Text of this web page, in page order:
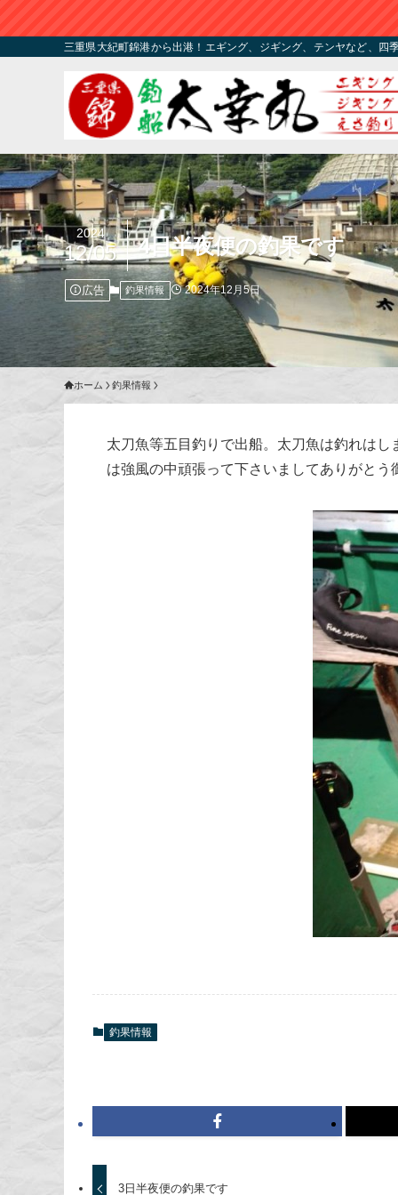
三重県大紀町錦港から出港！エギング、ジギング、テンヤなど、四
4日半夜便の釣果です
2024
12/05
広告 釣果情報 2024年12月5日
ホーム 釣果情報
太刀魚等五目釣りで出船。太刀魚は釣れは
は強風の中頑張って下さいましてありがとう
釣果情報
3日半夜便の釣果です